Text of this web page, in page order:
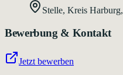
Stelle, Kreis Harburg,
Bewerbung & Kontakt
Jetzt bewerben